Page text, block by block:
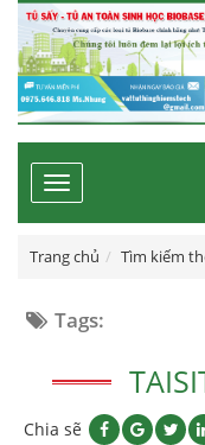
Toggle
navigation
Trang chủ Tìm kiếm
Tags:
Chia sẽ